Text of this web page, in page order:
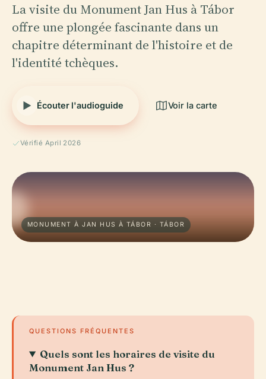
La visite du Monument Jan Hus à Tábor
offre une plongée fascinante dans un
chapitre déterminant de l'histoire et de
l'identité tchèques.
Écouter l'audioguide Voir la carte
Vérifié April 2026
MONUMENT À JAN HUS À TÁBOR · TÁBOR
QUESTIONS FRÉQUENTES
Quels sont les horaires de visite du
Monument Jan Hus ?